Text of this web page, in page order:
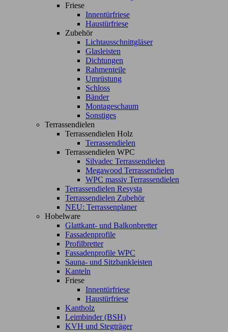
Friese
Innentürfriese
Haustürfriese
Zubehör
Lichtausschnittgläser
Glasleisten
Dichtungen
Rahmenteile
Umrüstung
Schloss
Bänder
Montageschaum
Sonstiges
Terrassendielen
Terrassendielen Holz
Terrassendielen
Terrassendielen WPC
Silvadec Terrassendielen
Megawood Terrassendielen
WPC massiv Terrassendielen
Terrassendielen Resysta
Terrassendielen Zubehör
NEU: Terrassenplaner
Hobelware
Glattkant- und Balkonbretter
Fassadenprofile
Profilbretter
Fassadenprofile WPC
Sauna- und Sitzbankleisten
Kanteln
Friese
Innentürfriese
Haustürfriese
Kantholz
Leimbinder (BSH)
KVH und Stegträger